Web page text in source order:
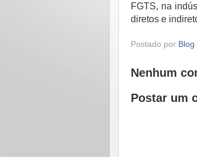
FGTS, na
diretos e
Postado por
Nenhum
Postar um